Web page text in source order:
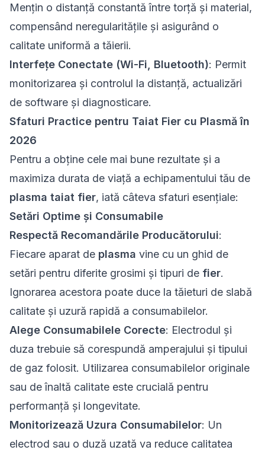
Mențin o distanță constantă între torță și material,
compensând neregularitățile și asigurând o
calitate uniformă a tăierii.
Interfețe Conectate (Wi-Fi, Bluetooth): Permit
monitorizarea și controlul la distanță, actualizări
de software și diagnosticare.
Sfaturi Practice pentru Taiat Fier cu Plasmă în
2026
Pentru a obține cele mai bune rezultate și a
maximiza durata de viață a echipamentului tău de
plasma taiat fier, iată câteva sfaturi esențiale:
Setări Optime și Consumabile
Respectă Recomandările Producătorului:
Fiecare aparat de plasma vine cu un ghid de
setări pentru diferite grosimi și tipuri de fier.
Ignorarea acestora poate duce la tăieturi de slabă
calitate și uzură rapidă a consumabilelor.
Alege Consumabilele Corecte: Electrodul și
duza trebuie să corespundă amperajului și tipului
de gaz folosit. Utilizarea consumabilelor originale
sau de înaltă calitate este crucială pentru
performanță și longevitate.
Monitorizează Uzura Consumabilelor: Un
electrod sau o duză uzată va reduce calitatea